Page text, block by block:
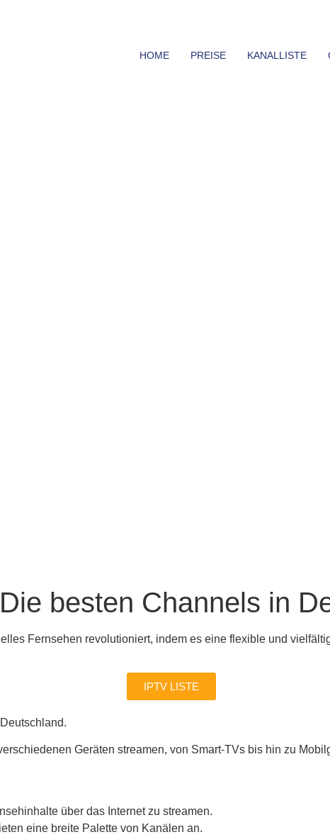
HOME PREISE KANALLISTE
besten Channels in
Fernsehen revolutioniert, indem es eine flexible und
IPTV LISTE
Geräten streamen, von Smart-TVs bis hin zu
über das Internet zu streamen.
eine breite Palette von Kanälen an.